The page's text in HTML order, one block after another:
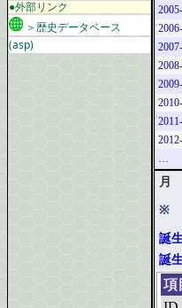
●外部リンク
＞歴史データベース
(asp)
…
月
※
誕
誕
項